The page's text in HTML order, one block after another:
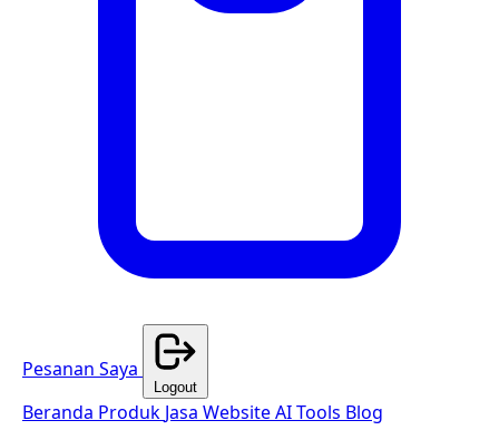
Pesanan Saya
Logout
Beranda Produk Jasa WebsiteAI Tools Blog